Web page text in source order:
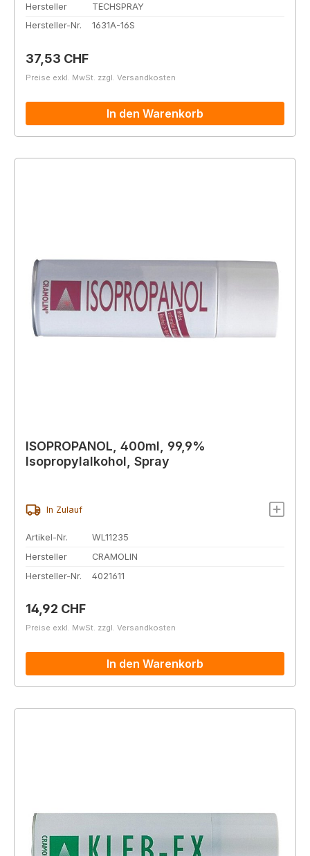
Hersteller
TECHSPRAY
Hersteller-Nr.
1631A-16S
Regulärer Preis:
37,53 CHF
Preise exkl. MwSt. zzgl. Versandkosten
In den Warenkorb
ISOPROPANOL, 400ml, 99,9%
Isopropylalkohol, Spray
In Zulauf
Artikel-Nr.
WL11235
Hersteller
CRAMOLIN
Hersteller-Nr.
4021611
Regulärer Preis:
14,92 CHF
Preise exkl. MwSt. zzgl. Versandkosten
In den Warenkorb